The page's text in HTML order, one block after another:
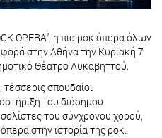
OPERA”, η πιο ροκ όπερα όλων
στην Αθήνα την Κυριακή 7
Θέατρο Λυκαβηττού.
τέσσερις σπουδαίοι
του διάσημου
του σύγχρονου χορού,
στην ιστορία της ροκ.